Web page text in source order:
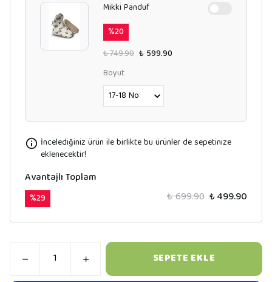
Mikki Panduf
%20
₺ 749.90 ₺ 599.90
Boyut
İncelediğiniz ürün ile birlikte bu ürünler de sepetinize
eklenecektir!
Avantajlı Toplam
%29 ₺ 699.90 ₺ 499.90
SEPETE EKLE